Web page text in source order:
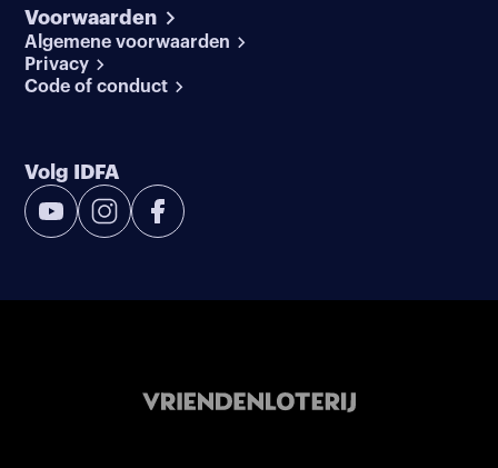
Voorwaarden
Algemene voorwaarden
Privacy
Code of conduct
Volg IDFA